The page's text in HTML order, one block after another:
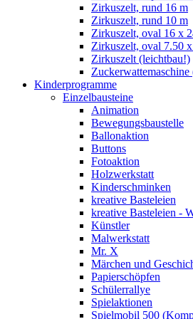
Zirkuszelt, rund 16 m
Zirkuszelt, rund 10 m
Zirkuszelt, oval 16 x
Zirkuszelt, oval 7.50
Zirkuszelt (leichtbau!)
Kinderprogramme
Einzelbausteine
Animation
Bewegungsbaustelle
Ballonaktion
Buttons
Fotoaktion
Holzwerkstatt
Kinderschminken
kreative Basteleien
kreative Basteleien -
Künstler
Malwerkstatt
Mr. X
Märchen und
Papierschöpfen
Schülerrallye
Spielaktionen
Spielmobil 500